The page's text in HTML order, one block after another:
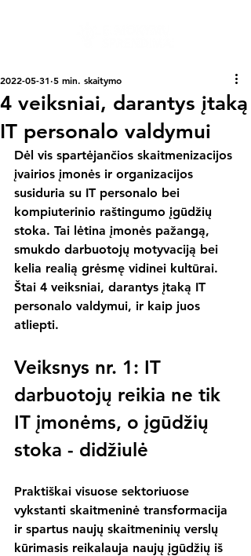
4 veiksniai, darantys įtaką
IT personalo valdymui
2022-05-31 5 min. skaitymo
Dėl vis spartėjančios skaitmenizacijos
įvairios įmonės ir organizacijos
susiduria su IT personalo bei
kompiuterinio raštingumo įgūdžių
stoka. Tai lėtina įmonės pažangą,
smukdo darbuotojų motyvaciją bei
kelia realią grėsmę vidinei kultūrai.
Štai 4 veiksniai, darantys įtaką IT
personalo valdymui, ir kaip juos
atliepti.
Veiksnys nr. 1: IT
darbuotojų reikia ne tik
IT įmonėms, o įgūdžių
stoka - didžiulė
Praktiškai visuose sektoriuose
vykstanti skaitmeninė transformacija
ir spartus naujų skaitmeninių verslų
kūrimasis reikalauja naujų įgūdžių iš